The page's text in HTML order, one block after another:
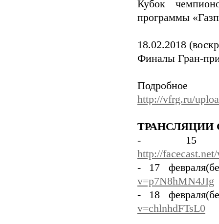
Кубок
программы
18.02.2018
Финалы Гран-
http://vfrg.ru/
ТРАНСЛЯЦИИ
- 15
http://
- 17
v=p7N8hMN4JIg
- 18
v=chlnhdFTsL0